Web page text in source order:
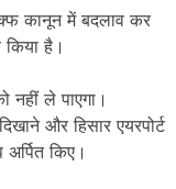
कानून में बदलाव कर
है।
ले पाएगा।
और हिसार एयरपोर्ट
किए।